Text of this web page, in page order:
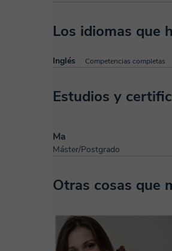
Los idiomas que
Inglés Competencias completas
Estudios y
Ma
Máster/Postgrado
Otras cosas que